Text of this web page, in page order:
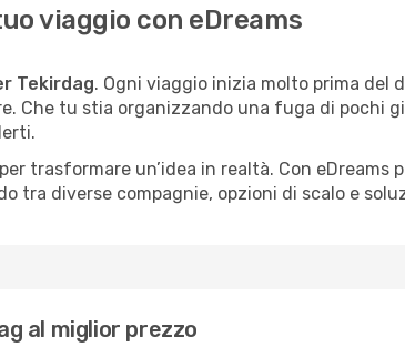
viaggio con eDreams
Tekirdag. Ogni viaggio inizia molto prima del
Che tu stia organizzando una fuga di pochi
trasformare un’idea in realtà. Con eDreams
tra diverse compagnie, opzioni di scalo e
al miglior prezzo